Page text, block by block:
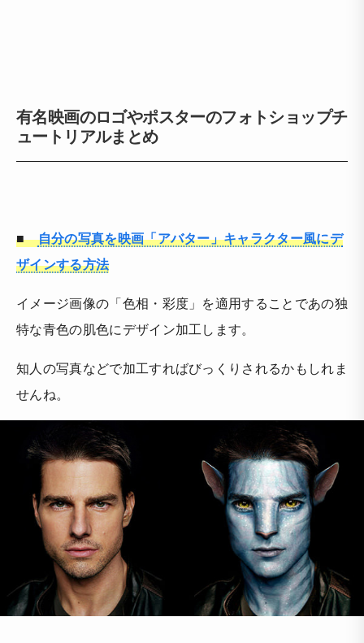
有名映画のロゴやポスターのフォトショップチ
ュートリアルまとめ
■自分の写真を映画「アバター」キャラクター風にデ
ザインする方法
イメージ画像の「色相・彩度」を適用することであの独
特な青色の肌色にデザイン加工します。
知人の写真などで加工すればびっくりされるかもしれま
せんね。